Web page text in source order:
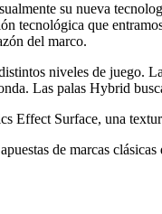
su nueva
tecnológica que
del marco.
niveles de juego.
Las palas Hybrid
Effect Surface, una
de marcas